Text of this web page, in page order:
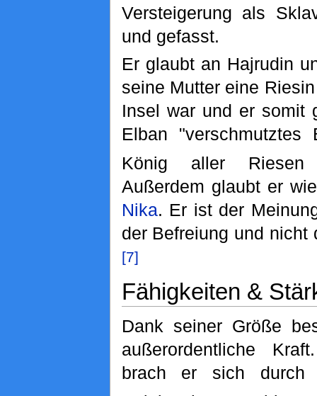
Versteigerung als
und gefasst.
Er glaubt an Hajrudin
seine Mutter eine
Insel war und er somit
Elban "verschmutztes
König aller Riesen
Außerdem glaubt er
Nika. Er ist der
der Befreiung und nicht
[7]
Fähigkeiten &
Dank seiner Größe
außerordentliche
brach er sich durch